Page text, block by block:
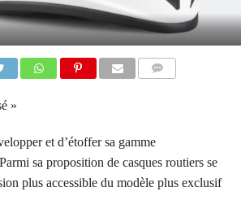
»
et d’étoffer sa gamme
sa proposition de casques routiers se
plus accessible du modèle plus exclusif